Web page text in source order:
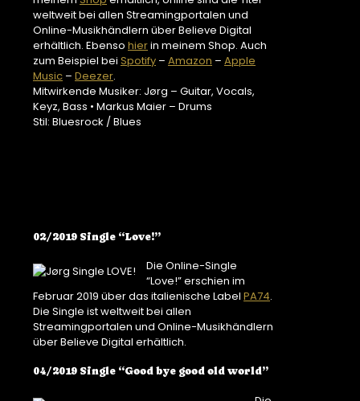
weltweit bei allen Streamingportalen und
Online-Musikhändlern über Believe Digital
erhältlich. Ebenso hierin meinem Shop. Auch
zum Beispiel bei Spotify – Amazon – Apple
Music – Deezer.
Mitwirkende Musiker: Jørg – Guitar, Vocals,
Keyz, Bass • Markus Maier – Drums
Stil: Bluesrock / Blues
02/2019 Single “Love!”
Die Online-Single
“Love!” erschien im
Februar 2019 über das italienische Label PA74.
Die Single ist weltweit bei allen
Streamingportalen und Online-Musikhändlern
über Believe Digital erhältlich.
04/2019 Single “Good bye good old world”